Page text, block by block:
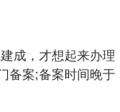
成，才想起来办理
备案;备案时间晚于